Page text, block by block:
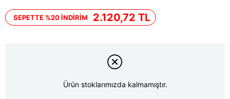
SEPETTE %20 İNDİRİM 2.120,72 TL
Ürün stoklarımızda kalmamıştır.